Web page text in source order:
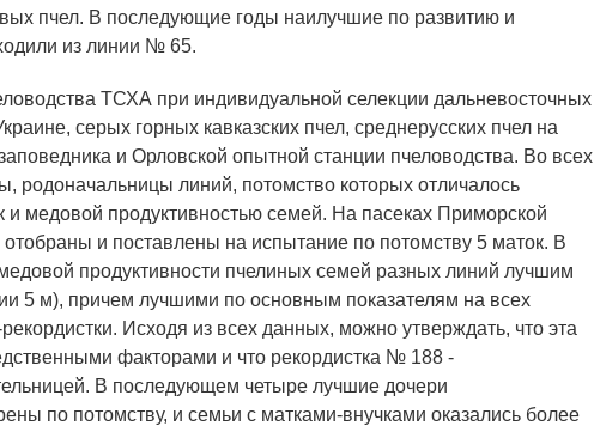
пчел. В последующие годы наилучшие по развитию и
из линии № 65.
ТСХА при индивидуальной селекции дальневосточных
серых горных кавказских пчел, среднерусских пчел на
и Орловской опытной станции пчеловодства. Во всех
родоначальницы линий, потомство которых отличалось
медовой продуктивностью семей. На пасеках Приморской
и поставлены на испытание по потомству 5 маток. В
продуктивности пчелиных семей разных линий лучшим
5 м), причем лучшими по основным показателям на всех
Исходя из всех данных, можно утверждать, что эта
факторами и что рекордистка № 188 -
В последующем четыре лучшие дочери
по потомству, и семьи с матками-внучками оказались более